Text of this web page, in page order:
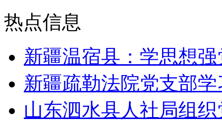
热点信息
新疆温宿县：学思想
新疆疏勒法院党支部
山东泗水县人社局组